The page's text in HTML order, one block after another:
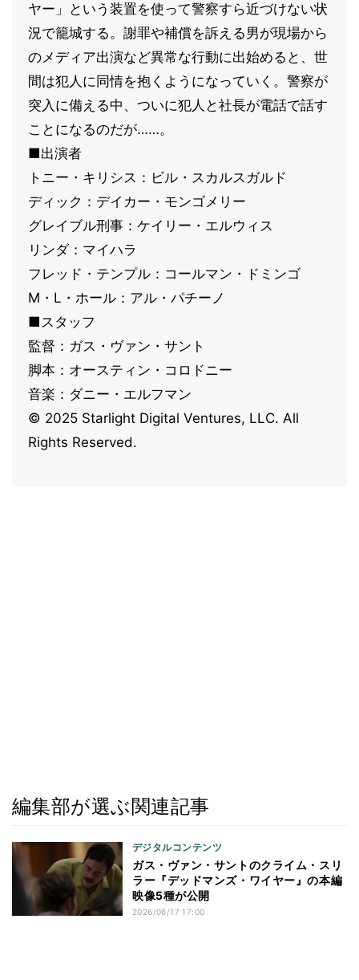
ヤー」という装置を使って警察すら近づけない状
況で籠城する。謝罪や補償を訴える男が現場から
のメディア出演など異常な行動に出始めると、世
間は犯人に同情を抱くようになっていく。警察が
突入に備える中、ついに犯人と社長が電話で話す
ことになるのだが……。
■出演者
トニー・キリシス：ビル・スカルスガルド
ディック：デイカー・モンゴメリー
グレイブル刑事：ケイリー・エルウィス
リンダ：マイハラ
フレッド・テンプル：コールマン・ドミンゴ
M・L・ホール：アル・パチーノ
■スタッフ
監督：ガス・ヴァン・サント
脚本：オースティン・コロドニー
音楽：ダニー・エルフマン
© 2025 Starlight Digital Ventures, LLC. All
Rights Reserved.
編集部が選ぶ関連記事
デジタルコンテンツ
ガス・ヴァン・サントのクライム・スリ
ラー『デッドマンズ・ワイヤー』の本編
映像5種が公開
2026/06/17 17:00